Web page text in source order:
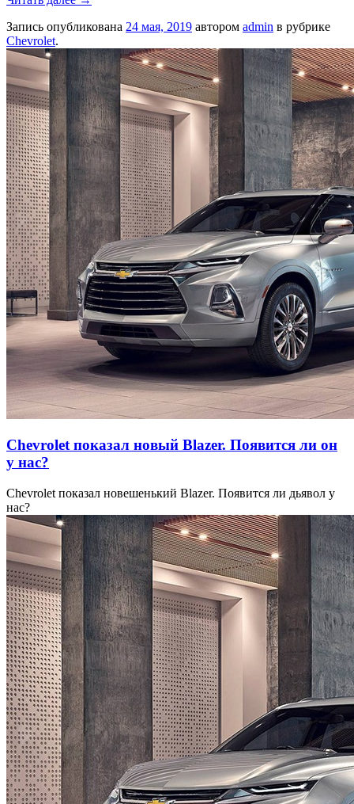
Запись опубликована 24 мая, 2019 автором admin в рубрике
Chevrolet.
Chevrolet показал новый Blazer. Появится ли он
у нас?
Chevrolet показал новешенький Blazer. Появится ли дьявол у
нас?